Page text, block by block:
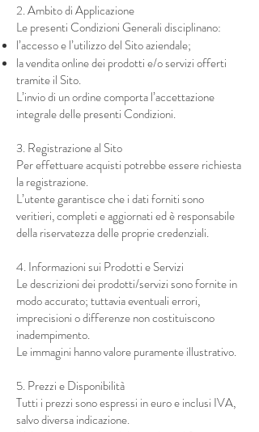
2. Ambito di Applicazione
Le presenti Condizioni Generali disciplinano:
l’accesso e l’utilizzo del Sito aziendale;
la vendita online dei prodotti e/o servizi offerti
tramite il Sito.
L’invio di un ordine comporta l’accettazione
integrale delle presenti Condizioni.
3. Registrazione al Sito
Per effettuare acquisti potrebbe essere richiesta
la registrazione.
L’utente garantisce che i dati forniti sono
veritieri, completi e aggiornati ed è responsabile
della riservatezza delle proprie credenziali.
4. Informazioni sui Prodotti e Servizi
Le descrizioni dei prodotti/servizi sono fornite in
modo accurato; tuttavia eventuali errori,
imprecisioni o differenze non costituiscono
inadempimento.
Le immagini hanno valore puramente illustrativo.
5. Prezzi e Disponibilità
Tutti i prezzi sono espressi in euro e inclusi IVA,
salvo diversa indicazione.